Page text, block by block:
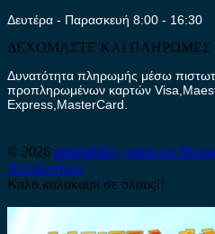
Δευτέρα - Παρασκευή 8:00 - 16:30
ΔΕΧΟΜΑΣΤΕ ΚΑΙ
Δυνατότητα πληρωμής μέσω
προπληρωμένων καρτών
Express,MasterCard.
© 2026 antallaktika-online.eu
Αυτοκινήτων
Καλό καλοκαίρι σε όλους!!